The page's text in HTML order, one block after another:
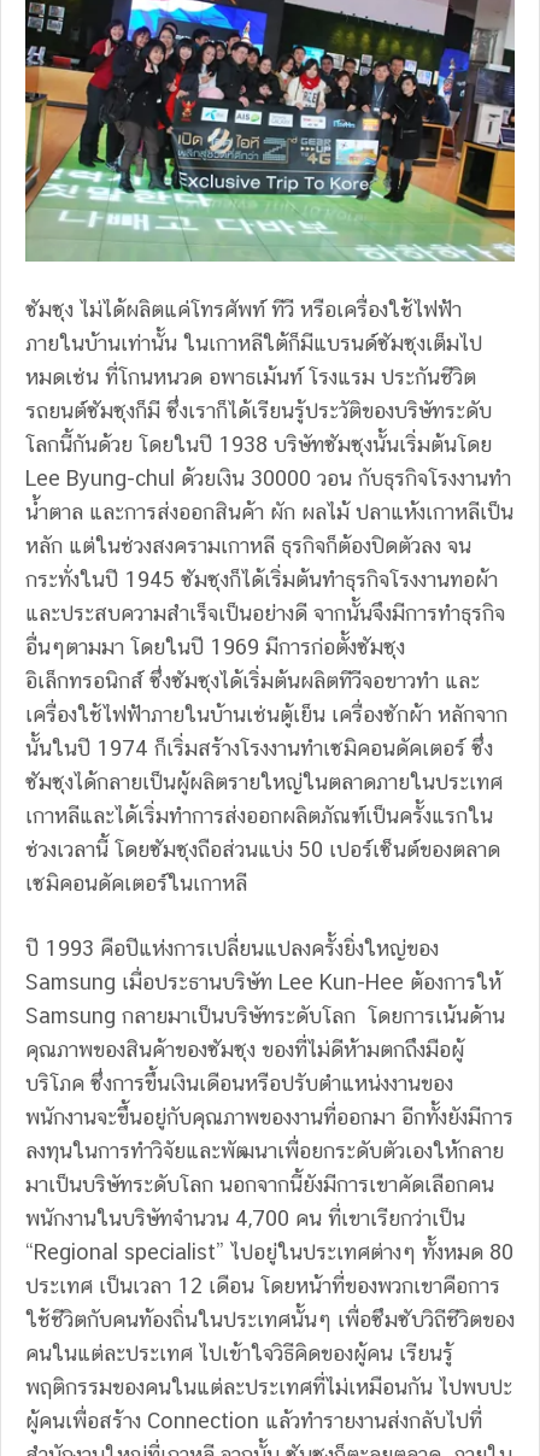
ซัมซุง ไม่ได้ผลิตแค่โทรศัพท์ ทีวี หรือเครื่องใช้ไฟฟ้า
ภายในบ้านเท่านั้น ในเกาหลีใต้ก็มีแบรนด์ซัมซุงเต็มไป
หมดเช่น ที่โกนหนวด อพาธเม้นท์ โรงแรม ประกันชีวิต
รถยนต์ซัมซุงก็มี ซึ่งเราก็ได้เรียนรู้ประวัติของบริษัทระดับ
โลกนี้กันด้วย โดยในปี 1938 บริษัทซัมซุงนั้นเริ่มต้นโดย
Lee Byung-chul ด้วยเงิน 30000 วอน กับธุรกิจโรงงานทำ
น้ำตาล และการส่งออกสินค้า ผัก ผลไม้ ปลาแห้งเกาหลีเป็น
หลัก แต่ในช่วงสงครามเกาหลี ธุรกิจก็ต้องปิดตัวลง จน
กระทั่งในปี 1945 ซัมซุงก็ได้เริ่มต้นทำธุรกิจโรงงานทอผ้า
และประสบความสำเร็จเป็นอย่างดี จากนั้นจึงมีการทำธุรกิจ
อื่นๆตามมา โดยในปี 1969 มีการก่อตั้งซัมซุง
อิเล็กทรอนิกส์ ซึ่งซัมซุงได้เริ่มต้นผลิตทีวีจอขาวทำ และ
เครื่องใช้ไฟฟ้าภายในบ้านเช่นตู้เย็น เครื่องซักผ้า หลักจาก
นั้นในปี 1974 ก็เริ่มสร้างโรงงานทำเซมิคอนดัคเตอร์ ซึ่ง
ซัมซุงได้กลายเป็นผู้ผลิตรายใหญ่ในตลาดภายในประเทศ
เกาหลีและได้เริ่มทำการส่งออกผลิตภัณฑ์เป็นครั้งแรกใน
ช่วงเวลานี้ โดยซัมซุงถือส่วนแบ่ง 50 เปอร์เซ็นต์ของตลาด
เซมิคอนดัคเตอร์ในเกาหลี
ปี 1993 คือปีแห่งการเปลี่ยนแปลงครั้งยิ่งใหญ่ของ
Samsung เมื่อประธานบริษัท Lee Kun-Hee ต้องการให้
Samsung กลายมาเป็นบริษัทระดับโลก โดยการเน้นด้าน
คุณภาพของสินค้าของซัมซุง ของที่ไม่ดีห้ามตกถึงมือผู้
บริโภค ซึ่งการขึ้นเงินเดือนหรือปรับตำแหน่งงานของ
พนักงานจะขึ้นอยู่กับคุณภาพของงานที่ออกมา อีกทั้งยังมีการ
ลงทุนในการทำวิจัยและพัฒนาเพื่อยกระดับตัวเองให้กลาย
มาเป็นบริษัทระดับโลก นอกจากนี้ยังมีการเขาคัดเลือกคน
พนักงานในบริษัทจำนวน 4,700 คน ที่เขาเรียกว่าเป็น
“Regional specialist” ไปอยู่ในประเทศต่างๆ ทั้งหมด 80
ประเทศ เป็นเวลา 12 เดือน โดยหน้าที่ของพวกเขาคือการ
ใช้ชีวิตกับคนท้องถิ่นในประเทศนั้นๆ เพื่อซึมซับวิถีชีวิตของ
คนในแต่ละประเทศ ไปเข้าใจวิธีคิดของผู้คน เรียนรู้
พฤติกรรมของคนในแต่ละประเทศที่ไม่เหมือนกัน ไปพบปะ
ผู้คนเพื่อสร้าง Connection แล้วทำรายงานส่งกลับไปที่